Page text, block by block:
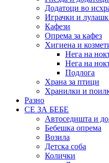
Додатоци во
Играчки и
Кафези
Опрема за кафез
Хигиена и
Нега на
Нега на
Подлога
Храна за птици
Хранилки и
Разно
СЕ ЗА БЕБЕ
Автоседишта и
Бебешка опрема
Возила
Детска соба
Колички